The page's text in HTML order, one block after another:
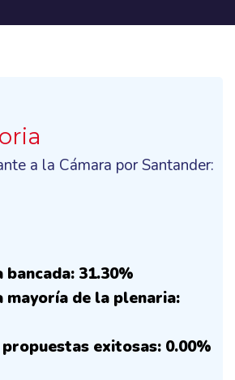
a la Cámara por Santander:
31.30%
mayoría de la plenaria:
exitosas: 0.00%